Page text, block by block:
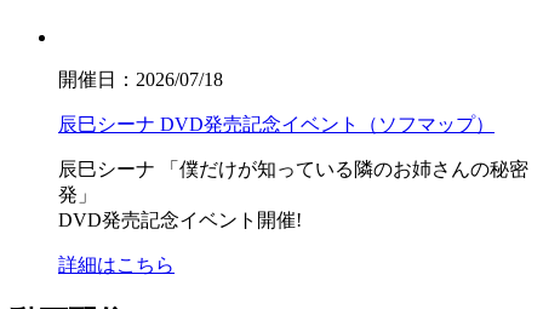
開催日：2026/07/18
辰巳シーナ DVD発売記念イベント（ソフマップ）
辰巳シーナ
「僕だけが知っている隣のお姉さんの秘密
発」
DVD発売記念イベント開催!
詳細はこちら